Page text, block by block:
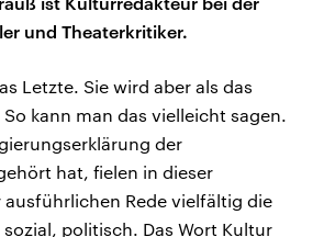
und Theaterkritiker.
Letzte. Sie wird aber als das
kann man das vielleicht sagen.
der
hat, fielen in dieser
ausführlichen Rede vielfältig die
politisch. Das Wort Kultur